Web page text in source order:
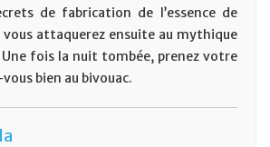
de fabrication de l’essence de
attaquerez ensuite au mythique
fois la nuit tombée, prenez votre
bien au bivouac.